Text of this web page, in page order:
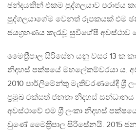
ඡන්දයකින් එකම පුද්ගලයාව පරාජය
පුද්ගලයාගේම වෙනත් රූපකයක් එම
ජයග‍්‍රහණය කැරැවූ සුවිශේෂී අවස්ථාව
මෛත‍්‍රීපාල සිරිසේන යනු වසර 13 ක
නිදහස් පක්ෂයේ මහලේකම්වරයා ය.
2010 පාර්ලිමේන්තු මැතිවරණයේදී ශ‍්‍රී
ප‍්‍රමුඛ එක්සත් ජනතා නිදහස්
අවස්ථාවේ එම ශ‍්‍රී ලංකා නිදහස්
වුණේ මෛත‍්‍රීපාල සිරිසේනයි. 2015